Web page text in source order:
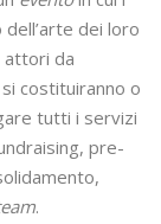
dei loro
attori da
costituiranno o
tutti i servizi
pre-
.